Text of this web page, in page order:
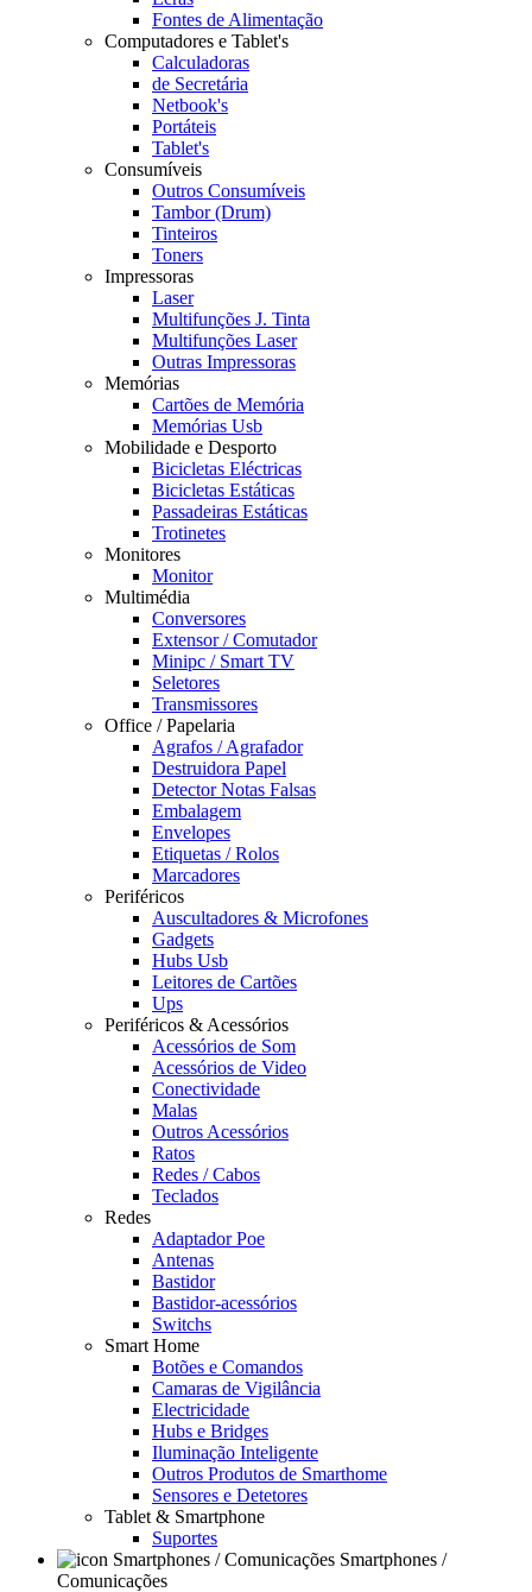
Fontes de Alimentação
Computadores e Tablet's
Calculadoras
de Secretária
Netbook's
Portáteis
Tablet's
Consumíveis
Outros Consumíveis
Tambor (Drum)
Tinteiros
Toners
Impressoras
Laser
Multifunções J. Tinta
Multifunções Laser
Outras Impressoras
Memórias
Cartões de Memória
Memórias Usb
Mobilidade e Desporto
Bicicletas Eléctricas
Bicicletas Estáticas
Passadeiras Estáticas
Trotinetes
Monitores
Monitor
Multimédia
Conversores
Extensor / Comutador
Minipc / Smart TV
Seletores
Transmissores
Office / Papelaria
Agrafos / Agrafador
Destruidora Papel
Detector Notas Falsas
Embalagem
Envelopes
Etiquetas / Rolos
Marcadores
Periféricos
Auscultadores & Microfones
Gadgets
Hubs Usb
Leitores de Cartões
Ups
Periféricos & Acessórios
Acessórios de Som
Acessórios de Video
Conectividade
Malas
Outros Acessórios
Ratos
Redes / Cabos
Teclados
Redes
Adaptador Poe
Antenas
Bastidor
Bastidor-acessórios
Switchs
Smart Home
Botões e Comandos
Camaras de Vigilância
Electricidade
Hubs e Bridges
Iluminação Inteligente
Outros Produtos de Smarthome
Sensores e Detetores
Tablet & Smartphone
Suportes
Smartphones /
Comunicações